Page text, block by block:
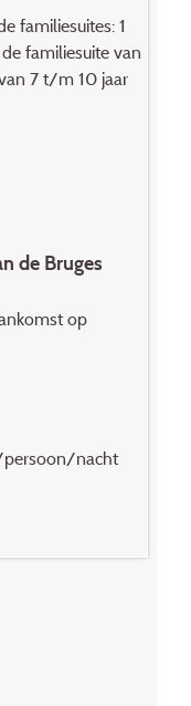
familiesuites: 1
familiesuite van
7 t/m 10 jaar
de Bruges
op
persoon/nacht